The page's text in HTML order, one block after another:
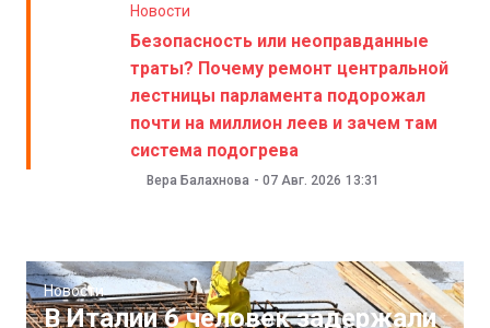
Новости
Безопасность или неоправданные
траты? Почему ремонт центральной
лестницы парламента подорожал
почти на миллион леев и зачем там
система подогрева
Вера Балахнова - 07 Авг. 2026 13:31
Новости
В Италии 6 человек задержали